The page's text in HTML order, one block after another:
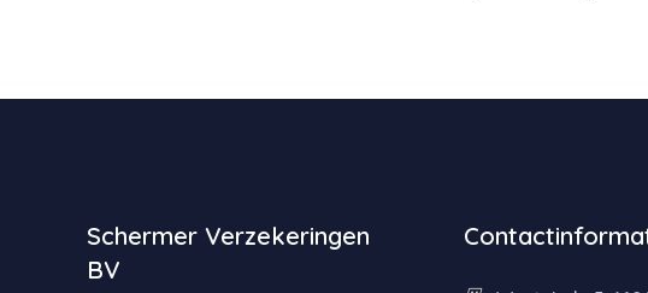
Schermer Verzekeringen
BV